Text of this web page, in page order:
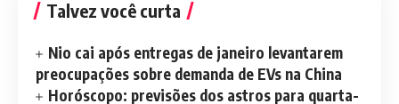
Talvez você curta
Nio cai após entregas de janeiro levantarem
preocupações sobre demanda de EVs na China
Horóscopo: previsões dos astros para quarta-